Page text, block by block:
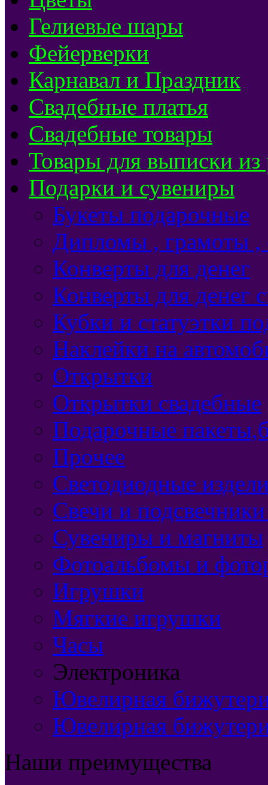
Гелиевые шары
Фейерверки
Карнавал и Праздник
Свадебные платья
Свадебные товары
Товары для выписки из
Подарки и сувениры
Букеты подарочные
Дипломы , грамоты ,
Конверты для денег
Конверты для денег
Кубки и статуэтки
Наклейки на
Открытки
Открытки свадебные
Подарочные
Прочее
Светодиодные
Свечи и
Сувениры и магниты
Фотоальбомы и
Игрушки
Мягкие игрушки
Часы
Электроника
Ювелирная
Ювелирная
Наши преимущества